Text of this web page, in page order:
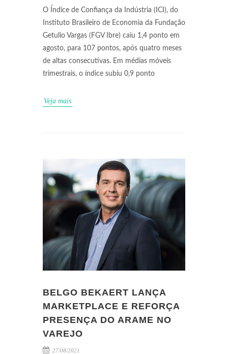
O Índice de Confiança da Indústria (ICI), do
Instituto Brasileiro de Economia da Fundação
Getulio Vargas (FGV Ibre) caiu 1,4 ponto em
agosto, para 107 pontos, após quatro meses
de altas consecutivas. Em médias móveis
trimestrais, o índice subiu 0,9 ponto
Veja mais
BELGO BEKAERT LANÇA
MARKETPLACE E REFORÇA
PRESENÇA DO ARAME NO
VAREJO
27/08/2021